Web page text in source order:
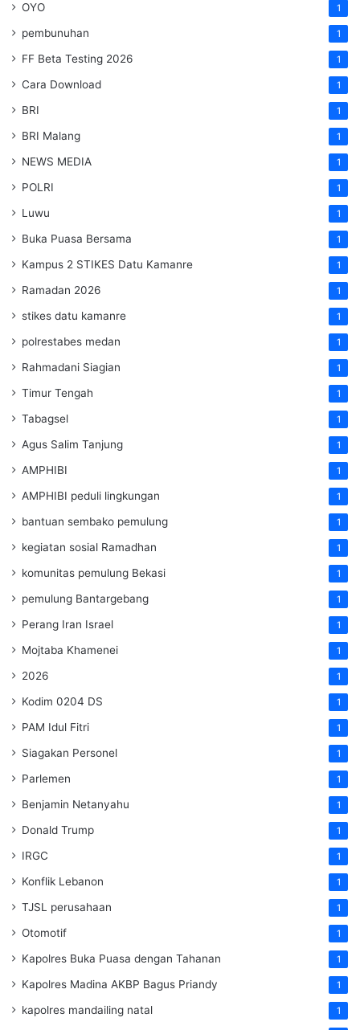
OYO 1
pembunuhan 1
FF Beta Testing 2026 1
Cara Download 1
BRI 1
BRI Malang 1
NEWS MEDIA 1
POLRI 1
Luwu 1
Buka Puasa Bersama 1
Kampus 2 STIKES Datu Kamanre 1
Ramadan 2026 1
stikes datu kamanre 1
polrestabes medan 1
Rahmadani Siagian 1
Timur Tengah 1
Tabagsel 1
Agus Salim Tanjung 1
AMPHIBI 1
AMPHIBI peduli lingkungan 1
bantuan sembako pemulung 1
kegiatan sosial Ramadhan 1
komunitas pemulung Bekasi 1
pemulung Bantargebang 1
Perang Iran Israel 1
Mojtaba Khamenei 1
2026 1
Kodim 0204 DS 1
PAM Idul Fitri 1
Siagakan Personel 1
Parlemen 1
Benjamin Netanyahu 1
Donald Trump 1
IRGC 1
Konflik Lebanon 1
TJSL perusahaan 1
Otomotif 1
Kapolres Buka Puasa dengan Tahanan 1
Kapolres Madina AKBP Bagus Priandy 1
kapolres mandailing natal 1